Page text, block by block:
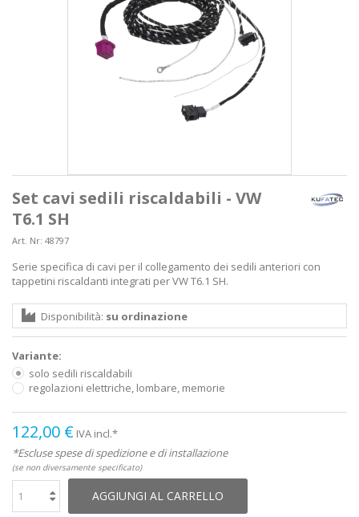
Set cavi sedili riscaldabili - VW
T6.1 SH
Art. Nr: 48797
Serie specifica di cavi per il collegamento dei sedili anteriori con
tappetini riscaldanti integrati per VW T6.1 SH.
Disponibilità: su ordinazione
Variante:
solo sedili riscaldabili
regolazioni elettriche, lombare, memorie
122,00 € IVA incl.*
*Escluse spese di spedizione e di installazione
(se non diversamente specificato)
AGGIUNGI AL CARRELLO